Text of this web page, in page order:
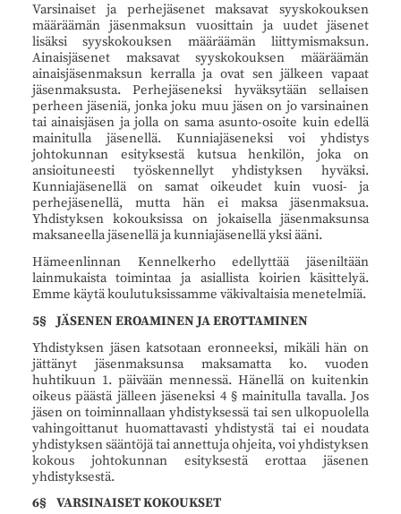
Varsinaiset ja perhejäsenet maksavat syyskokouksen
määräämän jäsenmaksun vuosittain ja uudet jäsenet
lisäksi syyskokouksen määräämän liittymismaksun.
Ainaisjäsenet maksavat syyskokouksen määräämän
ainaisjäsenmaksun kerralla ja ovat sen jälkeen vapaat
jäsenmaksusta. Perhejäseneksi hyväksytään sellaisen
perheen jäseniä, jonka joku muu jäsen on jo varsinainen
tai ainaisjäsen ja jolla on sama asunto-osoite kuin edellä
mainitulla jäsenellä. Kunniajäseneksi voi yhdistys
johtokunnan esityksestä kutsua henkilön, joka on
ansioituneesti työskennellyt yhdistyksen hyväksi.
Kunniajäsenellä on samat oikeudet kuin vuosi- ja
perhejäsenellä, mutta hän ei maksa jäsenmaksua.
Yhdistyksen kokouksissa on jokaisella jäsenmaksunsa
maksaneella jäsenellä ja kunniajäsenellä yksi ääni.
Hämeenlinnan Kennelkerho edellyttää jäseniltään
lainmukaista toimintaa ja asiallista koirien käsittelyä.
Emme käytä koulutuksissamme väkivaltaisia menetelmiä.
5§ JÄSENEN EROAMINEN JA EROTTAMINEN
Yhdistyksen jäsen katsotaan eronneeksi, mikäli hän on
jättänyt jäsenmaksunsa maksamatta ko. vuoden
huhtikuun 1. päivään mennessä. Hänellä on kuitenkin
oikeus päästä jälleen jäseneksi 4 § mainitulla tavalla. Jos
jäsen on toiminnallaan yhdistyksessä tai sen ulkopuolella
vahingoittanut huomattavasti yhdistystä tai ei noudata
yhdistyksen sääntöjä tai annettuja ohjeita, voi yhdistyksen
kokous johtokunnan esityksestä erottaa jäsenen
yhdistyksestä.
6§ VARSINAISET KOKOUKSET